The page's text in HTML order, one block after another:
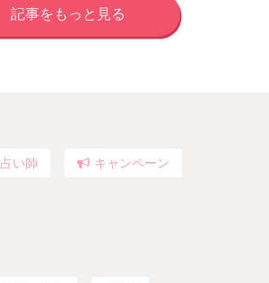
記事をもっと見る
占い師 キャンペーン